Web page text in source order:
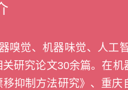
嗅觉、机器味觉、人工
关研究论文30余篇。在机
移抑制方法研究》、重